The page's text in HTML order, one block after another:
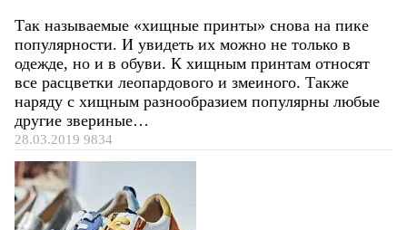
Так называемые «хищные принты» снова на пике
популярности. И увидеть их можно не только в
одежде, но и в обуви. К хищным принтам относят
все расцветки леопардового и змеиного. Также
наряду с хищным разнообразием популярны любые
другие звериные…
28.03.2019 9834